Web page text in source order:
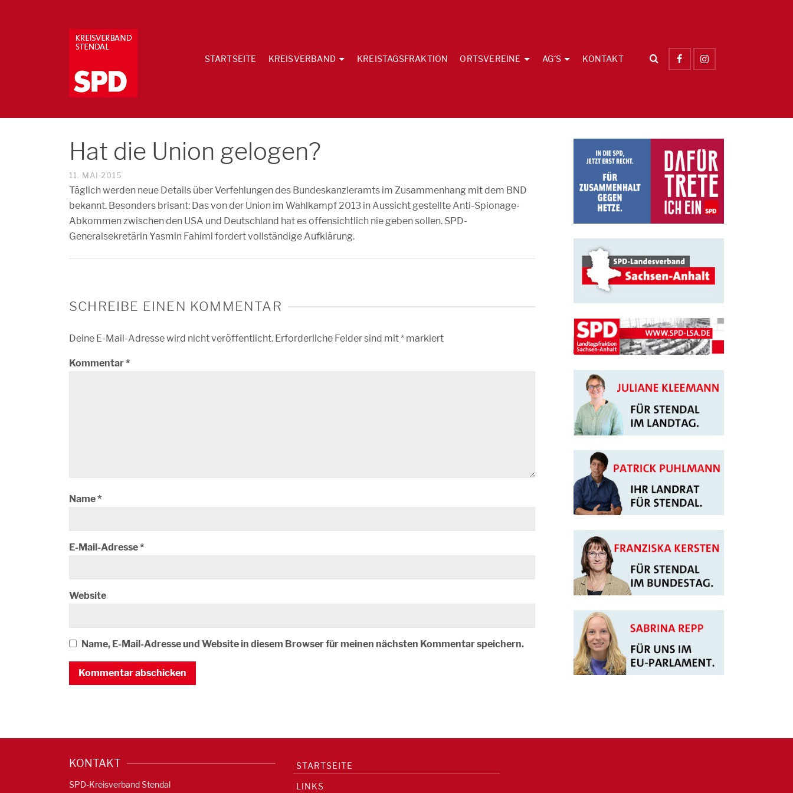
STARTSEITE KREISVERBAND KREISTAGSFRAKTION ORTSVEREINE AG´S KONTAKT
Hat die Union gelogen?
11. MAI 2015
Täglich werden neue Details über Verfehlungen des Bundeskanzleramts im Zusammenhang mit dem BND
bekannt. Besonders brisant: Das von der Union im Wahlkampf 2013 in Aussicht gestellte Anti-Spionage-
Abkommen zwischen den USA und Deutschland hat es offensichtlich nie geben sollen. SPD-
Generalsekretärin Yasmin Fahimi fordert vollständige Aufklärung.
SCHREIBE EINEN KOMMENTAR
Deine E-Mail-Adresse wird nicht veröffentlicht. Erforderliche Felder sind mit* markiert
Kommentar*
Name*
E-Mail-Adresse*
Website
Name, E-Mail-Adresse und Website in diesem Browser für meinen nächsten Kommentar speichern.
KONTAKT
SPD-Kreisverband Stendal
STARTSEITE
LINKS